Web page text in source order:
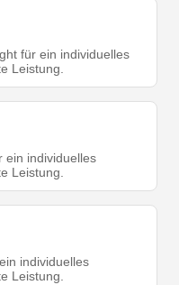
für ein individuelles
Leistung.
ein individuelles
Leistung.
individuelles
Leistung.